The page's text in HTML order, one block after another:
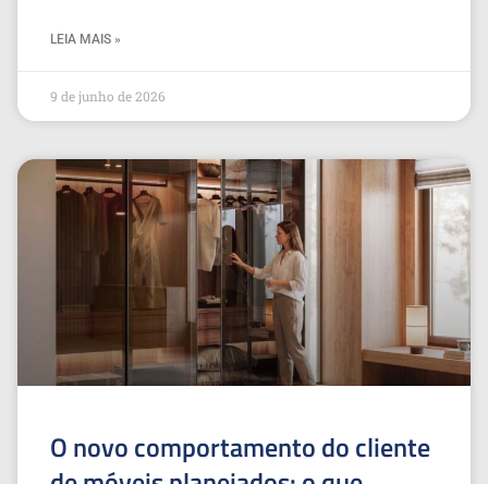
LEIA MAIS »
9 de junho de 2026
O novo comportamento do cliente